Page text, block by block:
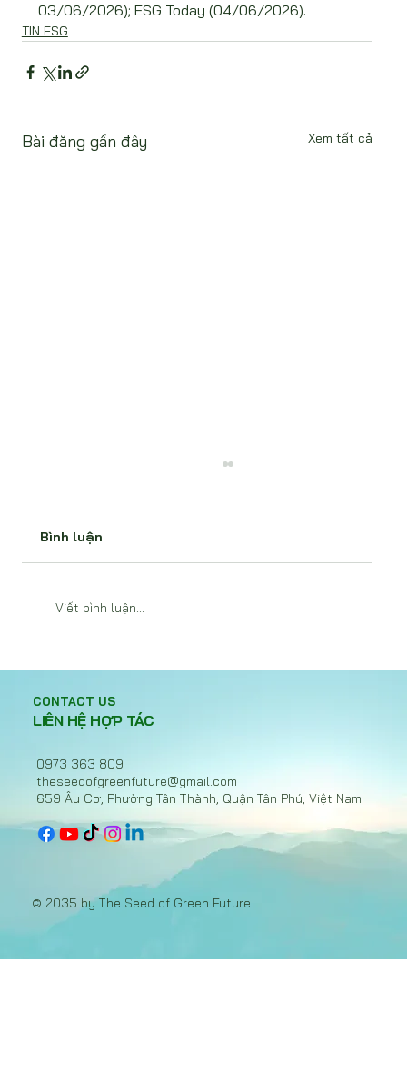
03/06/2026); ESG Today (04/06/2026).
TIN ESG
Bài đăng gần đây Xem tất cả
Hiệp ước nhựa toàn cầu bế tắc, Việt
Nam chọn hành động với EPR
Bình luận
Viết bình luận...
CONTACT US
LIÊN HỆ HỢP TÁC
© 2035 by The Seed of Green Future
0973 363 809
theseedofgreenfuture@gmail.com
659 Âu Cơ, Phường Tân Thành, Quận Tân Phú, Việt Nam